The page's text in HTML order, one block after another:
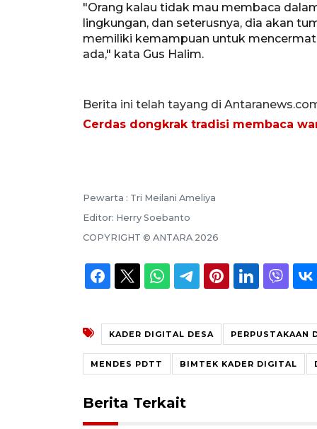
"Orang kalau tidak mau membaca
lingkungan, dan seterusnya, dia akan
memiliki kemampuan untuk
ada," kata Gus Halim.
Berita ini telah tayang di
Cerdas dongkrak tradisi membaca
Pewarta : Tri Meilani Ameliya
Editor: Herry Soebanto
COPYRIGHT © ANTARA 2026
KADER DIGITAL DESA PERPUSTAKAAN
MENDES PDTT BIMTEK KADER DIGITAL
Berita Terkait